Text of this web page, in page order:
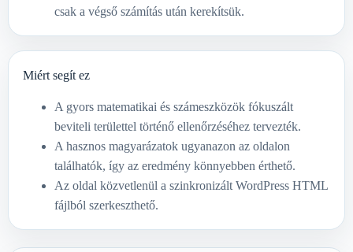
csak a végső számítás után kerekítsük.
Miért segít ez
A gyors matematikai és számeszközök fókuszált
beviteli területtel történő ellenőrzéséhez tervezték.
A hasznos magyarázatok ugyanazon az oldalon
találhatók, így az eredmény könnyebben érthető.
Az oldal közvetlenül a szinkronizált WordPress HTML
fájlból szerkeszthető.